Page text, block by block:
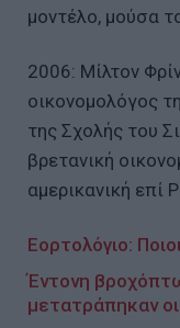
μοντέλο, μούσα
2006: Μίλτον
οικονομολόγος
της Σχολής του
βρετανική
αμερικανική επί
Εορτολόγιο:
Έντονη
μετατράπηκαν